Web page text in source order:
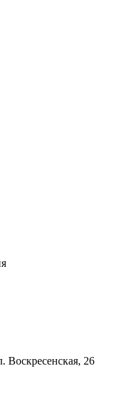
Воскресенская, 26